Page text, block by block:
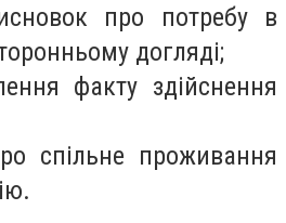
про потребу в
догляді;
факту здійснення
спільне проживання